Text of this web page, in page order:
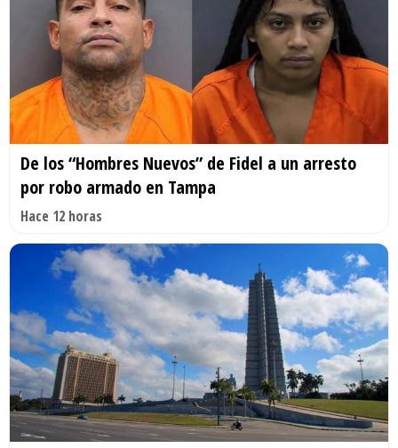
De los “Hombres Nuevos” de Fidel a un arresto
por robo armado en Tampa
Hace 12 horas